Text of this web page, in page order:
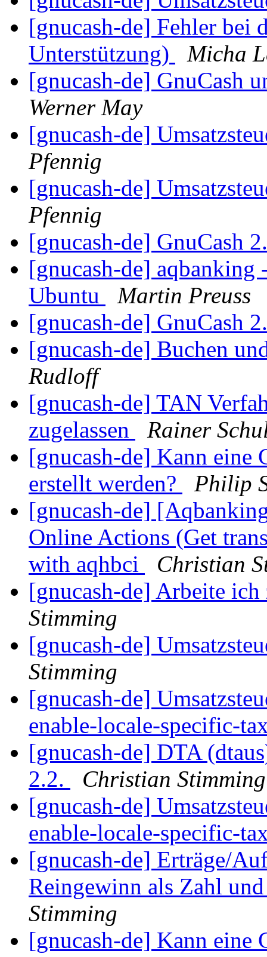
[gnucash-de] Fehler bei
Unterstützung)
Micha
[gnucash-de] GnuCash
Werner May
[gnucash-de]
Pfennig
[gnucash-de]
Pfennig
[gnucash-de] GnuCash
[gnucash-de]
Ubuntu
Martin Preuss
[gnucash-de] GnuCash
[gnucash-de] Buchen
Rudloff
[gnucash-de] TAN
zugelassen
Rainer
[gnucash-de] Kann
erstellt werden?
Philip
[gnucash-de]
Online Actions (Get
with aqhbci
Christian
[gnucash-de] Arbeite
Stimming
[gnucash-de]
Stimming
[gnucash-de]
enable-locale-specific-
[gnucash-de] DTA
2.2.
Christian Stimming
[gnucash-de]
enable-locale-specific-
[gnucash-de] Erträge/
Reingewinn als Zahl
Stimming
[gnucash-de] Kann